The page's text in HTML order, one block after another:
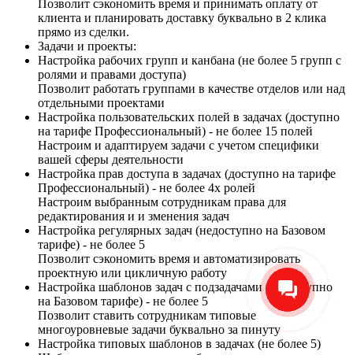
Позволит сэкономить время и принимать оплату от
клиента и планировать доставку буквально в 2 клика
прямо из сделки.
Задачи и проекты:
Настройка рабочих групп и канбана (не более 5 групп с
ролями и правами доступа)
Позволит работать группами в качестве отделов или над
отдельными проектами
Настройка пользовательских полей в задачах (доступно
на тарифе Профессиональный) - не более 15 полей
Настроим и адаптируем задачи с учетом специфики
вашей сферы деятельности
Настройка прав доступа в задачах (доступно на тарифе
Профессиональный) - не более 4х ролей
Настроим выбранным сотрудникам права для
редактирования и и зменения задач
Настройка регулярных задач (недоступно на Базовом
тарифе) - не более 5
Позволит сэкономить время и автоматизировать
проектную или цикличную работу
Настройка шаблонов задач с подзадачами (недоступно
на Базовом тарифе) - не более 5
Позволит ставить сотрудникам типовые
многоуровневые задачи буквально за пинуту
Настройка типовых шаблонов в задачах (не более 5)